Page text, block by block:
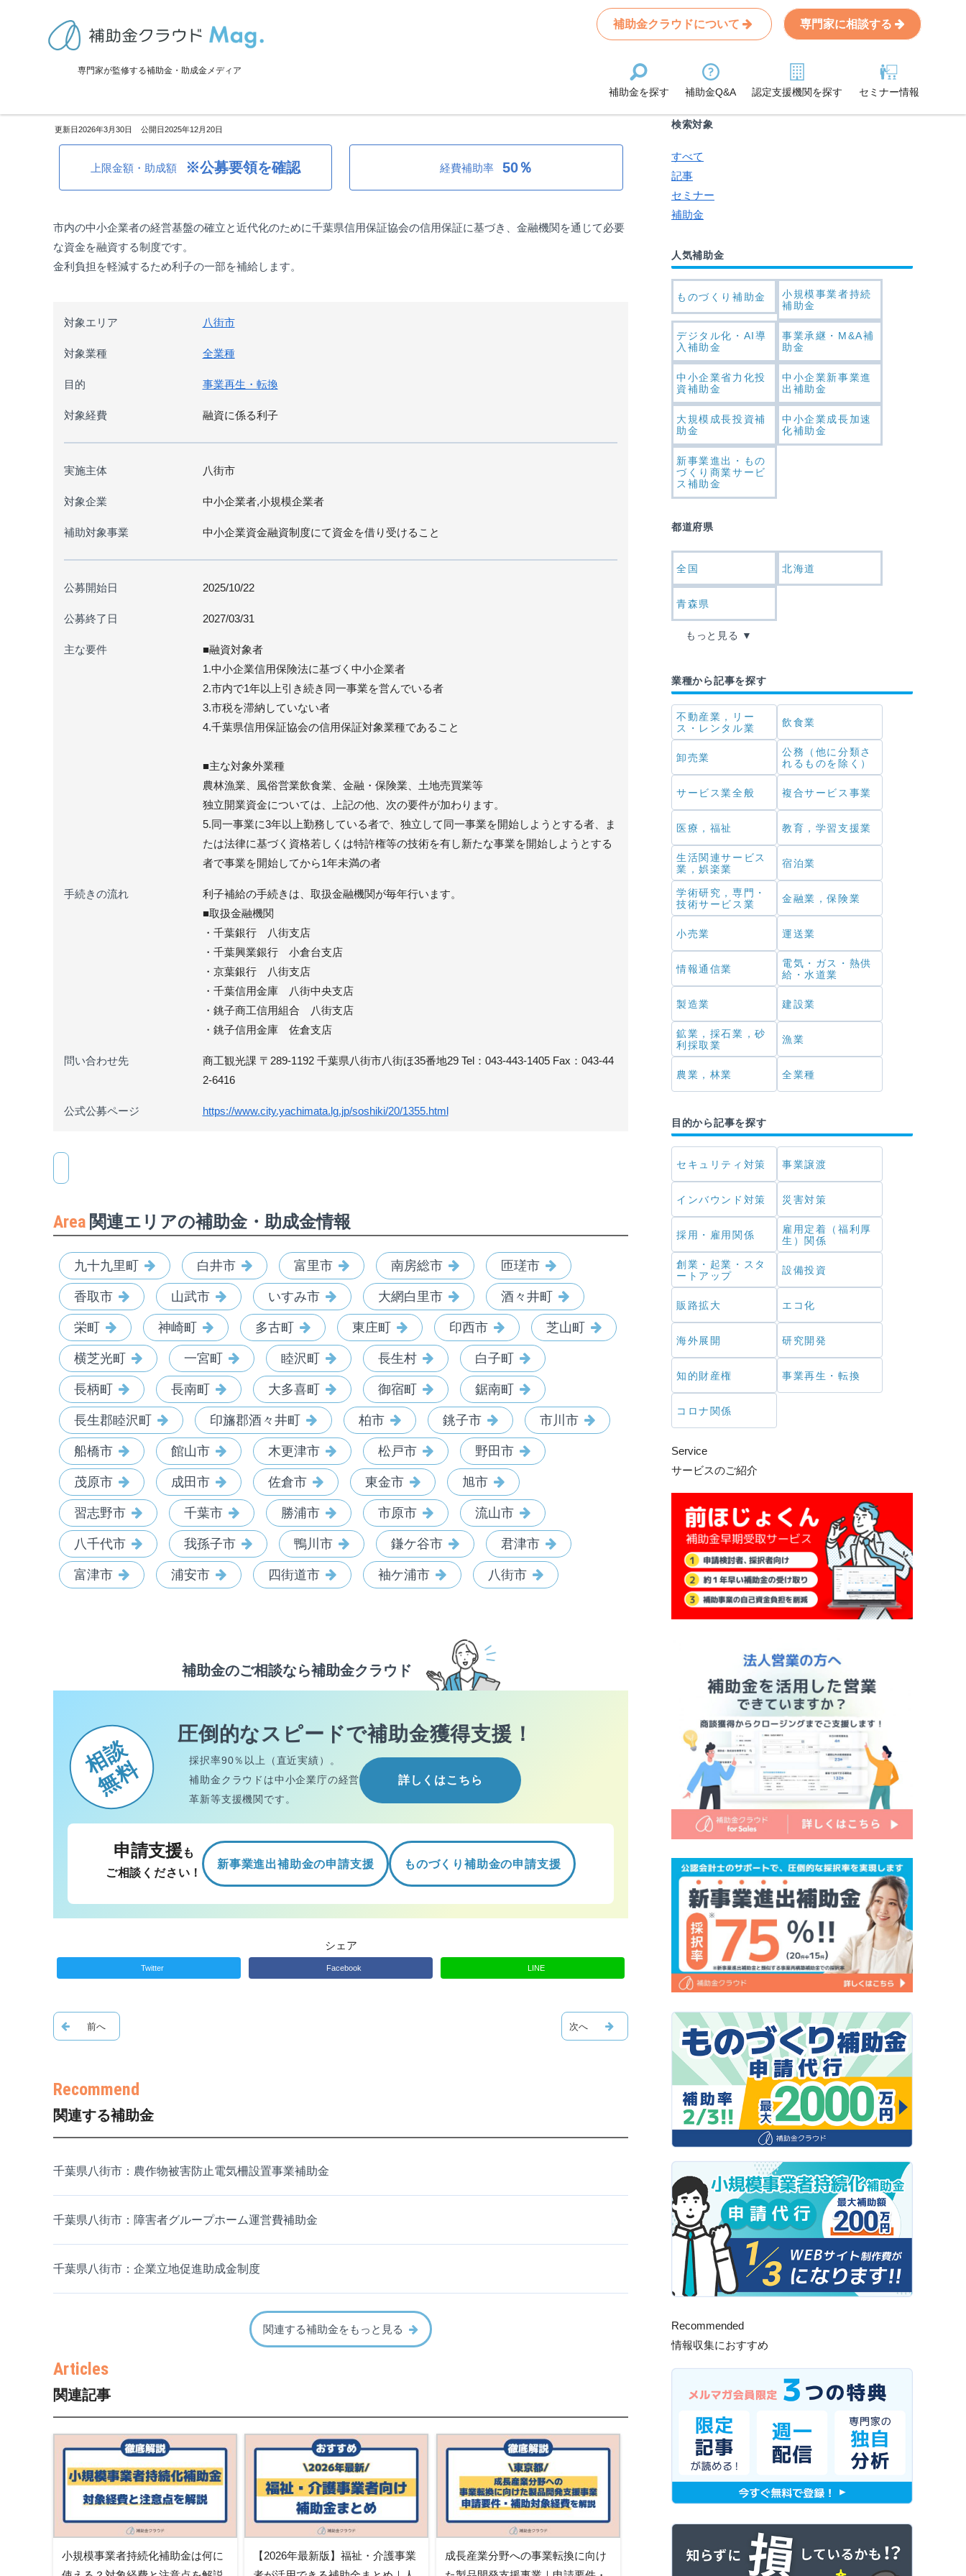
専門家が監修する補助金・助成金メディア
補助金クラウドについて 専門家に相談する
補助金を探す 補助金Q&A 認定支援機関を探す セミナー情報
>補助金・助成金詳細
2026年3月30日 2025年12月20日
上限金額・助成額 ※公募要領を確認 経費補助率 50％
市内の中小企業者の経営基盤の確立と近代化のために千葉県信用保証協会の信用保証に基づき、金融機関を通じて必要
な資金を融資する制度です。
金利負担を軽減するため利子の一部を補給します。
対象エリア 八街市
対象業種 全業種
目的 事業再生・転換
対象経費 融資に係る利子
実施主体 八街市
対象企業 中小企業者,小規模企業者
補助対象事業 中小企業資金融資制度にて資金を借り受けること
公募開始日 2025/10/22
公募終了日 2027/03/31
主な要件
■融資対象者
1.中小企業信用保険法に基づく中小企業者
2.市内で1年以上引き続き同一事業を営んでいる者
3.市税を滞納していない者
4.千葉県信用保証協会の信用保証対象業種であること
■主な対象外業種
農林漁業、風俗営業飲食業、金融・保険業、土地売買業等
独立開業資金については、上記の他、次の要件が加わります。
5.同一事業に3年以上勤務している者で、独立して同一事業を開始しようとする者、ま
たは法律に基づく資格若しくは特許権等の技術を有し新たな事業を開始しようとする
者で事業を開始してから1年未満の者
手続きの流れ
利子補給の手続きは、取扱金融機関が毎年行います。
■取扱金融機関
・千葉銀行 八街支店
・千葉興業銀行 小倉台支店
・京葉銀行 八街支店
・千葉信用金庫 八街中央支店
・銚子商工信用組合 八街支店
・銚子信用金庫 佐倉支店
問い合わせ先
商工観光課 〒289-1192 千葉県八街市八街ほ35番地29 Tel：043-443-1405 Fax：043-44
2-6416
公式公募ページ https://www.city.yachimata.lg.jp/soshiki/20/1355.html
Area 関連エリアの補助金・助成金情報
九十九里町 白井市 富里市 南房総市 匝瑳市
香取市 山武市 いすみ市 大網白里市 酒々井町
栄町 神崎町 多古町 東庄町 印西市 芝山町
横芝光町 一宮町 睦沢町 長生村 白子町
長柄町 長南町 大多喜町 御宿町 鋸南町
長生郡睦沢町 印旛郡酒々井町 柏市 銚子市 市川市
船橋市 館山市 木更津市 松戸市 野田市
茂原市 成田市 佐倉市 東金市 旭市
習志野市 千葉市 勝浦市 市原市 流山市
八千代市 我孫子市 鴨川市 鎌ケ谷市 君津市
富津市 浦安市 四街道市 袖ケ浦市 八街市
補助金のご相談なら補助金クラウド
相談
無料
圧倒的なスピードで補助金獲得支援！
採択率90％以上（直近実績）。
補助金クラウドは中小企業庁の経営
革新等支援機関です。
詳しくはこちら
申請支援 も
ご相談ください！
新事業進出補助金の申請支援 ものづくり補助金の申請支援
シェア
Twitter Facebook LINE
関連する補助金
千葉県八街市：農作物被害防止電気柵設置事業補助金
千葉県八街市：障害者グループホーム運営費補助金
千葉県八街市：企業立地促進助成金制度
関連する補助金をもっと見る
関連記事
小規模事業者持続化補助金は何に
【2026年最新版】福祉・介護事業
成長産業分野への事業転換に向け
Search
条件から記事を探す
検索対象
すべて
記事
セミナー
補助金
人気補助金
ものづくり補助金
小規模事業者持続
補助金
デジタル化・AI導
入補助金
事業承継・M&A補
助金
中小企業省力化投
資補助金
中小企業新事業進
出補助金
大規模成長投資補
助金
中小企業成長加速
化補助金
新事業進出・もの
づくり商業サービ
ス補助金
都道府県
全国 北海道
青森県
もっと見る
業種から記事を探す
不動産業，リー
ス・レンタル業
飲食業
卸売業
公務（他に分類さ
れるものを除く）
サービス業全般 複合サービス事業
医療，福祉 教育，学習支援業
生活関連サービス
業，娯楽業
宿泊業
学術研究，専門・
技術サービス業
金融業，保険業
小売業 運送業
情報通信業
電気・ガス・熱供
給・水道業
製造業 建設業
鉱業，採石業，砂
利採取業
漁業
農業，林業 全業種
目的から記事を探す
セキュリティ対策 事業譲渡
インバウンド対策 災害対策
採用・雇用関係
雇用定着（福利厚
生）関係
創業・起業・スタ
ートアップ
設備投資
販路拡大 エコ化
海外展開 研究開発
知的財産権 事業再生・転換
コロナ関係
Service
サービスのご紹介
Recommended
情報収集におすすめ